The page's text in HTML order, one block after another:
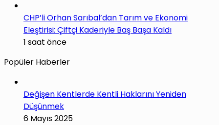
CHP’li Orhan Sarıbal’dan Tarım ve Ekonomi
Eleştirisi: Çiftçi Kaderiyle Baş Başa Kaldı
1 saat önce
Popüler Haberler
Değişen Kentlerde Kentli Haklarını Yeniden
Düşünmek
6 Mayıs 2025